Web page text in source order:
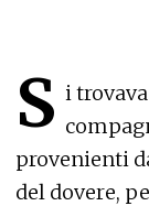
S i
provenienti
del dovere,